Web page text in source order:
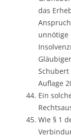
das
unnötige
Schubert
Auflage
Ein
Wie § 1